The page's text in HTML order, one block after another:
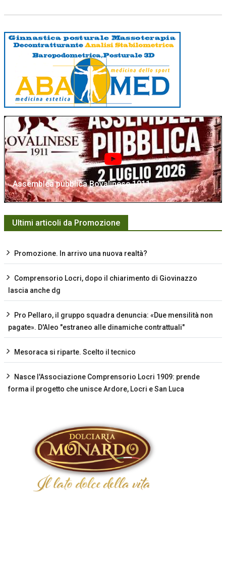
Assemblea pubblica Bovalinese 1911
Ultimi articoli da Promozione
Promozione. In arrivo una nuova realtà?
Comprensorio Locri, dopo il chiarimento di Giovinazzo
lascia anche dg
Pro Pellaro, il gruppo squadra denuncia: «Due mensilità non
pagate». D'Aleo "estraneo alle dinamiche contrattuali"
Mesoraca si riparte. Scelto il tecnico
Nasce l'Associazione Comprensorio Locri 1909: prende
forma il progetto che unisce Ardore, Locri e San Luca